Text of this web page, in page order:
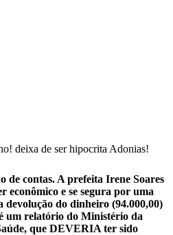
deixa de ser hipocrita Adonias!
de contas. A prefeita Irene Soares
econômico e se segura por uma
do dinheiro (94.000,00)
um relatório do Ministério da
que DEVERIA ter sido